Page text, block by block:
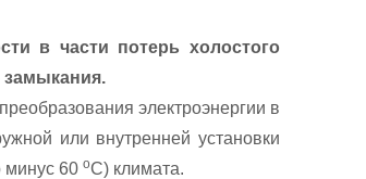
в части потерь холостого
замыкания.
электроэнергии в
или внутренней установки
минус 60оС) климата.